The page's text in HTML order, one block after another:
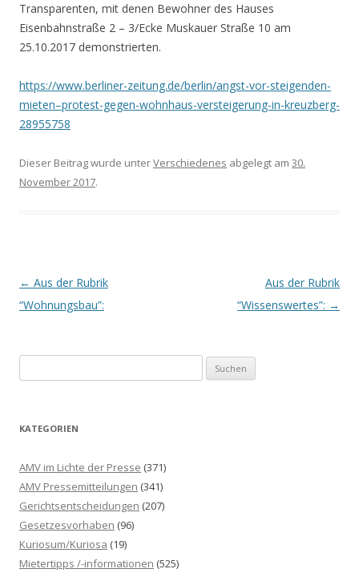
Transparenten, mit denen Bewohner des Hauses
Eisenbahnstraße 2 – 3/Ecke Muskauer Straße 10 am
25.10.2017 demonstrierten.
https://www.berliner-zeitung.de/berlin/angst-vor-steigenden-
mieten–protest-gegen-wohnhaus-versteigerung-in-kreuzberg-
28955758
Dieser Beitrag wurde unterVerschiedenes abgelegt am 30.
November 2017.
Beitrags-
Navigation
← Aus der Rubrik
“Wohnungsbau”:
Aus der Rubrik
“Wissenswertes”: →
u
h
n
n
a
c
h
:
KATEGORIEN
AMV im Lichte der Presse (371)
AMV Pressemitteilungen (341)
Gerichtsentscheidungen (207)
Gesetzesvorhaben (96)
Kuriosum/Kuriosa (19)
Mietertipps /-informationen (525)